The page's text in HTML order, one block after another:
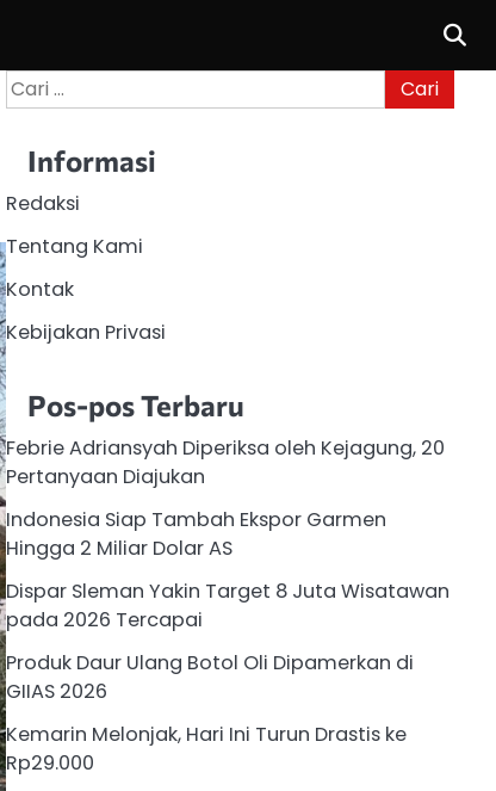
Cari
untuk:
Informasi
Redaksi
Tentang Kami
Kontak
Kebijakan Privasi
Pos-pos Terbaru
Febrie Adriansyah Diperiksa oleh Kejagung, 20
Pertanyaan Diajukan
Indonesia Siap Tambah Ekspor Garmen
Hingga 2 Miliar Dolar AS
Dispar Sleman Yakin Target 8 Juta Wisatawan
pada 2026 Tercapai
Produk Daur Ulang Botol Oli Dipamerkan di
GIIAS 2026
Kemarin Melonjak, Hari Ini Turun Drastis ke
Rp29.000